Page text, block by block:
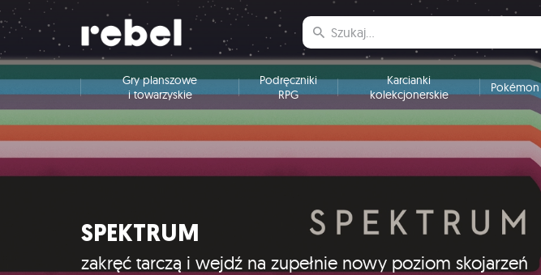
Gry planszowe
i towarzyskie
Podręczniki
RPG
Karcianki
kolekcjonerskie
Pokémon
SPEKTRUM
zakręć tarczą i wejdź na zupełnie nowy poziom skojarzeń